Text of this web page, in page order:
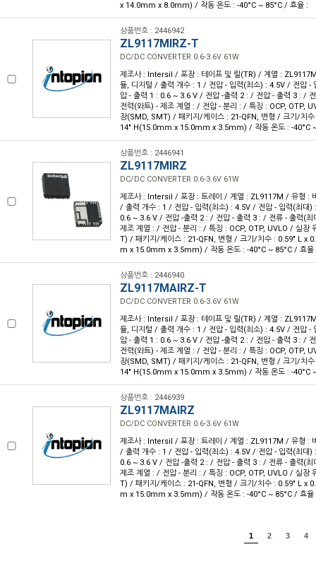
x 14.0mm x 8.0mm) / 작동 온도 : -40°C ~ 85°C / 효율 :
상품번호 : 2446942
ZL9117MIRZ-T
DC/DC CONVERTER 0.6-3.6V 61W
제조사 : Intersil / 포장 : 테이프 및 릴(TR) / 계열 :
듈, 디지털 / 출력 개수 : 1 / 전압 - 입력(최소) : 4.5V / 전압 -
압 - 출력 1 : 0.6 ~ 3.6 V / 전압 -출력 2 : / 전압 - 출력 3 : /
전력(와트) - 제조 계열 : / 전압 - 분리 : / 특징 : OCP, OTP,
장(SMD, SMT) / 패키지/케이스 : 21-QFN, 변형 / 크기/치
14" H(15.0mm x 15.0mm x 3.5mm) / 작동 온도 : -40°C
상품번호 : 2446941
ZL9117MIRZ
DC/DC CONVERTER 0.6-3.6V 61W
제조사 : Intersil / 포장 : 트레이 / 계열 : ZL9117M / 유형 :
/ 출력 개수 : 1 / 전압 - 입력(최소) : 4.5V / 전압 - 입력(최대)
0.6 ~ 3.6 V / 전압 -출력 2 : / 전압 - 출력 3 : / 전류 - 출력(
제조 계열 : / 전압 - 분리 : / 특징 : OCP, OTP, UVLO / 실장
T) / 패키지/케이스 : 21-QFN, 변형 / 크기/치수 : 0.59" L x
m x 15.0mm x 3.5mm) / 작동 온도 : -40°C ~ 85°C / 효율
상품번호 : 2446940
ZL9117MAIRZ-T
DC/DC CONVERTER 0.6-3.6V 61W
제조사 : Intersil / 포장 : 테이프 및 릴(TR) / 계열 :
듈, 디지털 / 출력 개수 : 1 / 전압 - 입력(최소) : 4.5V / 전압 -
압 - 출력 1 : 0.6 ~ 3.6 V / 전압 -출력 2 : / 전압 - 출력 3 : /
전력(와트) - 제조 계열 : / 전압 - 분리 : / 특징 : OCP, OTP,
장(SMD, SMT) / 패키지/케이스 : 21-QFN, 변형 / 크기/치
14" H(15.0mm x 15.0mm x 3.5mm) / 작동 온도 : -40°C
상품번호 : 2446939
ZL9117MAIRZ
DC/DC CONVERTER 0.6-3.6V 61W
제조사 : Intersil / 포장 : 트레이 / 계열 : ZL9117M / 유형 :
/ 출력 개수 : 1 / 전압 - 입력(최소) : 4.5V / 전압 - 입력(최대)
0.6 ~ 3.6 V / 전압 -출력 2 : / 전압 - 출력 3 : / 전류 - 출력(
제조 계열 : / 전압 - 분리 : / 특징 : OCP, OTP, UVLO / 실장
T) / 패키지/케이스 : 21-QFN, 변형 / 크기/치수 : 0.59" L x
m x 15.0mm x 3.5mm) / 작동 온도 : -40°C ~ 85°C / 효율
1 2 3 4